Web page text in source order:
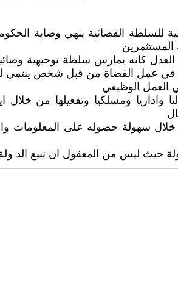
للسلطة القضائية ينهي وصاية
كانه يمارس سلطة توجيهية
في عمل القضاة من قبل شخص ينتمي
العمل الوظيفي
واداريا ومسلكيا وتفعيلها من
سهولة حصوله على المعلومات
حيث ليس من المعقول ان تبيع الد